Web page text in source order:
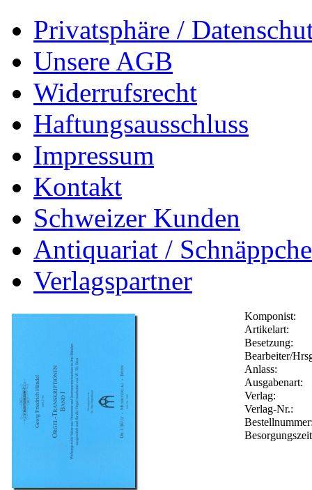
Privatsphäre /
Unsere AGB
Widerrufsrecht
Haftungsausschluss
Impressum
Kontakt
Schweizer Kunden
Antiquariat /
Verlagspartner
Komponist:
Artikelart:
Besetzung:
Bearbeiter/
Anlass:
Ausgabenart:
Verlag:
Verlag-Nr.: